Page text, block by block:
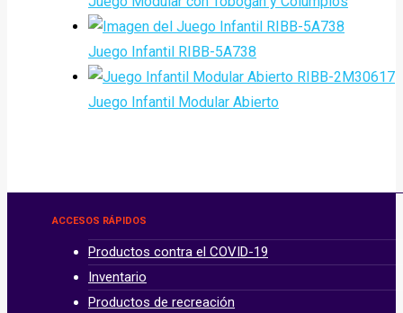
Juego Infantil RIBB-5A738
Juego Infantil Modular Abierto
ACCESOS RÁPIDOS
Productos contra el COVID-19
Inventario
Productos de recreación